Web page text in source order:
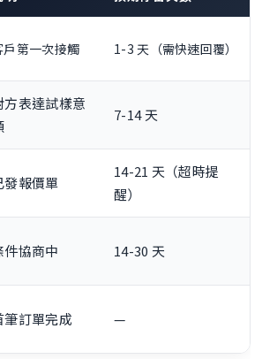
戶第一次接觸 1-3 天（需快速回覆）
方表達試樣意
7-14 天
發報價單
14-21 天（超時提
醒）
件協商中 14-30 天
筆訂單完成 —